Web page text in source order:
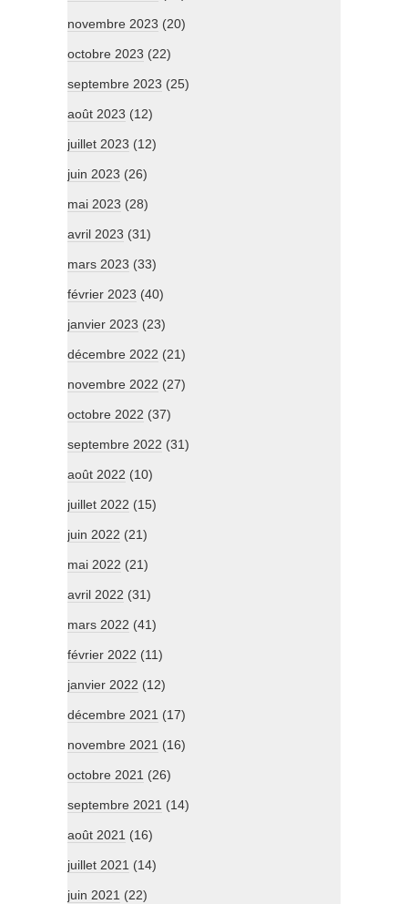
novembre 2023 (20)
octobre 2023 (22)
septembre 2023 (25)
août 2023 (12)
juillet 2023 (12)
juin 2023 (26)
mai 2023 (28)
avril 2023 (31)
mars 2023 (33)
février 2023 (40)
janvier 2023 (23)
décembre 2022 (21)
novembre 2022 (27)
octobre 2022 (37)
septembre 2022 (31)
août 2022 (10)
juillet 2022 (15)
juin 2022 (21)
mai 2022 (21)
avril 2022 (31)
mars 2022 (41)
février 2022 (11)
janvier 2022 (12)
décembre 2021 (17)
novembre 2021 (16)
octobre 2021 (26)
septembre 2021 (14)
août 2021 (16)
juillet 2021 (14)
juin 2021 (22)